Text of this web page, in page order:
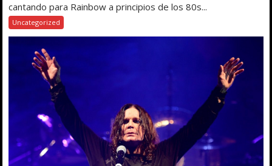
cantando para Rainbow a principios de los 80s...
Uncategorized